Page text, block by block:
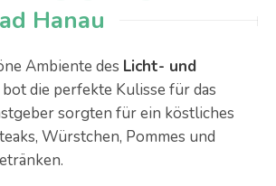
Hanau
Ambiente des Licht- und
bot die perfekte Kulisse für das
sorgten für ein köstliches
Würstchen, Pommes und